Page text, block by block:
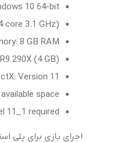
10 64-bit
core 3.1 GHz)
8 GB RAM
290X (4 GB)
Version 11
space
11_1 required
اجرای بازی برای پلی